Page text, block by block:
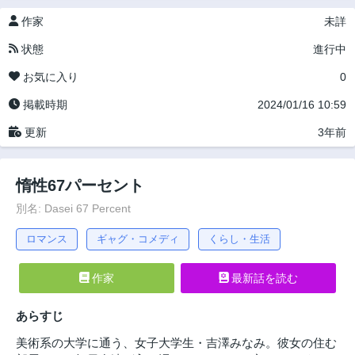
作家 未詳
状態 進行中
お気に入り 0
掲載時期 2024/01/16 10:59
更新 3年前
惰性67パーセント
別名: Dasei 67 Percent
ロマンス ギャグ・コメディ くらし・生活
作家 最新話を読む
あらすじ
美術系の大学に通う、女子大学生・吉澤みなみ。彼女の住む